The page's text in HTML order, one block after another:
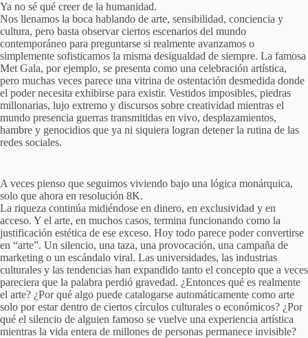
Ya no sé qué creer de la humanidad.
Nos llenamos la boca hablando de arte, sensibilidad, conciencia y
cultura, pero basta observar ciertos escenarios del mundo
contemporáneo para preguntarse si realmente avanzamos o
simplemente sofisticamos la misma desigualdad de siempre. La famosa
Met Gala, por ejemplo, se presenta como una celebración artística,
pero muchas veces parece una vitrina de ostentación desmedida donde
el poder necesita exhibirse para existir. Vestidos imposibles, piedras
millonarias, lujo extremo y discursos sobre creatividad mientras el
mundo presencia guerras transmitidas en vivo, desplazamientos,
hambre y genocidios que ya ni siquiera logran detener la rutina de las
redes sociales.
A veces pienso que seguimos viviendo bajo una lógica monárquica,
solo que ahora en resolución 8K.
La riqueza continúa midiéndose en dinero, en exclusividad y en
acceso. Y el arte, en muchos casos, termina funcionando como la
justificación estética de ese exceso. Hoy todo parece poder convertirse
en “arte”. Un silencio, una taza, una provocación, una campaña de
marketing o un escándalo viral. Las universidades, las industrias
culturales y las tendencias han expandido tanto el concepto que a veces
pareciera que la palabra perdió gravedad. ¿Entonces qué es realmente
el arte? ¿Por qué algo puede catalogarse automáticamente como arte
solo por estar dentro de ciertos círculos culturales o económicos? ¿Por
qué el silencio de alguien famoso se vuelve una experiencia artística
mientras la vida entera de millones de personas permanece invisible?